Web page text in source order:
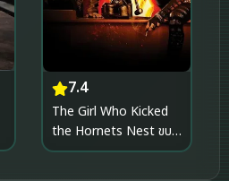
7.4
The Girl Who Kicked
the Hornets Nest ขบถ
สาวโค่นทรชน ปิดบัญชีคลั่ง